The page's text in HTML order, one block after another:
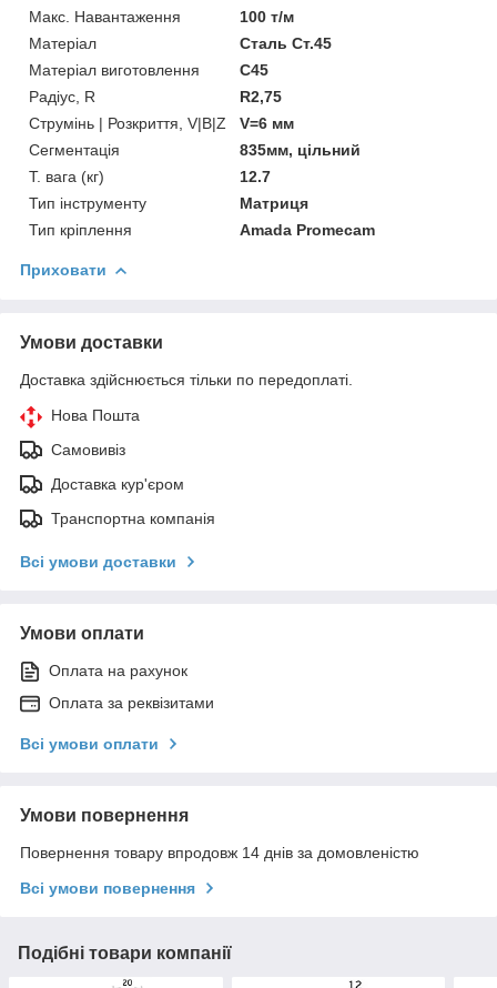
Макс. Навантаження
100 т/м
Матеріал
Сталь Ст.45
Матеріал виготовлення
C45
Радіус, R
R2,75
Струмінь | Розкриття, V|B|Z
V=6 мм
Сегментація
835мм, цільний
Т. вага (кг)
12.7
Тип інструменту
Матриця
Тип кріплення
Amada Promecam
Приховати
Умови доставки
Доставка здійснюється тільки по передоплаті.
Нова Пошта
Самовивіз
Доставка кур'єром
Транспортна компанія
Всі умови доставки
Умови оплати
Оплата на рахунок
Оплата за реквізитами
Всі умови оплати
Умови повернення
Повернення товару впродовж 14 днів за домовленістю
Всі умови повернення
Подібні товари компанії